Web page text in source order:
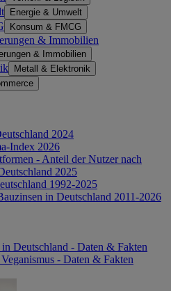
Energie & Umwelt
Konsum & FMCG
& Immobilien
& Immobilien
Metall & Elektronik
2024
Index 2026
- Anteil der Nutzer nach
2025
1992-2025
in Deutschland 2011-2026
Deutschland - Daten & Fakten
- Daten & Fakten